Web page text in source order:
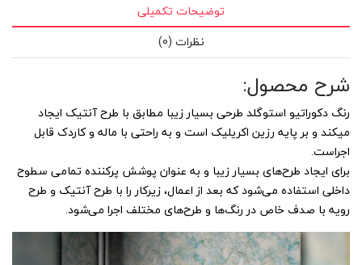
توضیحات تکمیلی
نظرات (0)
شرح محصول:
رنگ دکوراتیو استوگلد طرحى بسیار زیبا مطابق با طرح آنتیک ایجاد
میکند و بر پایه رزین اکریلیک است و به راحتى با ماله و کاردک قابل
اجراست.
برای ایجاد طرح‌های بسیار زیبا و به عنوان پوشش پرکننده تمامى سطوح
داخلى استفاده می‌شود که بعد از اعمال، زیرکار را با طرح آنتیک و طرح
رویه با صدف خاص در رنگ‌ها و طرح‌هاى مختلف اجرا می‌شود.